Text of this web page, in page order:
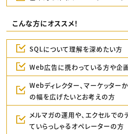
こんな方にオススメ！
SQLについて理解を深めたい方
Web広告に携わっている方や企
Webディレクター、マーケッター
の幅を広げたいとお考えの方
メルマガの運用や、エクセルで
ていらっしゃるオペレーターの方